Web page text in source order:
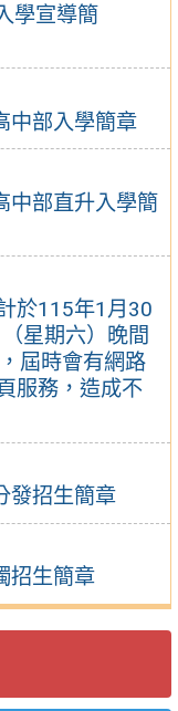
學宣導簡
中部入學簡章
中部直升入學簡
於115年1月30
星期六）晚間
屆時會有網路
服務，造成不
發招生簡章
招生簡章